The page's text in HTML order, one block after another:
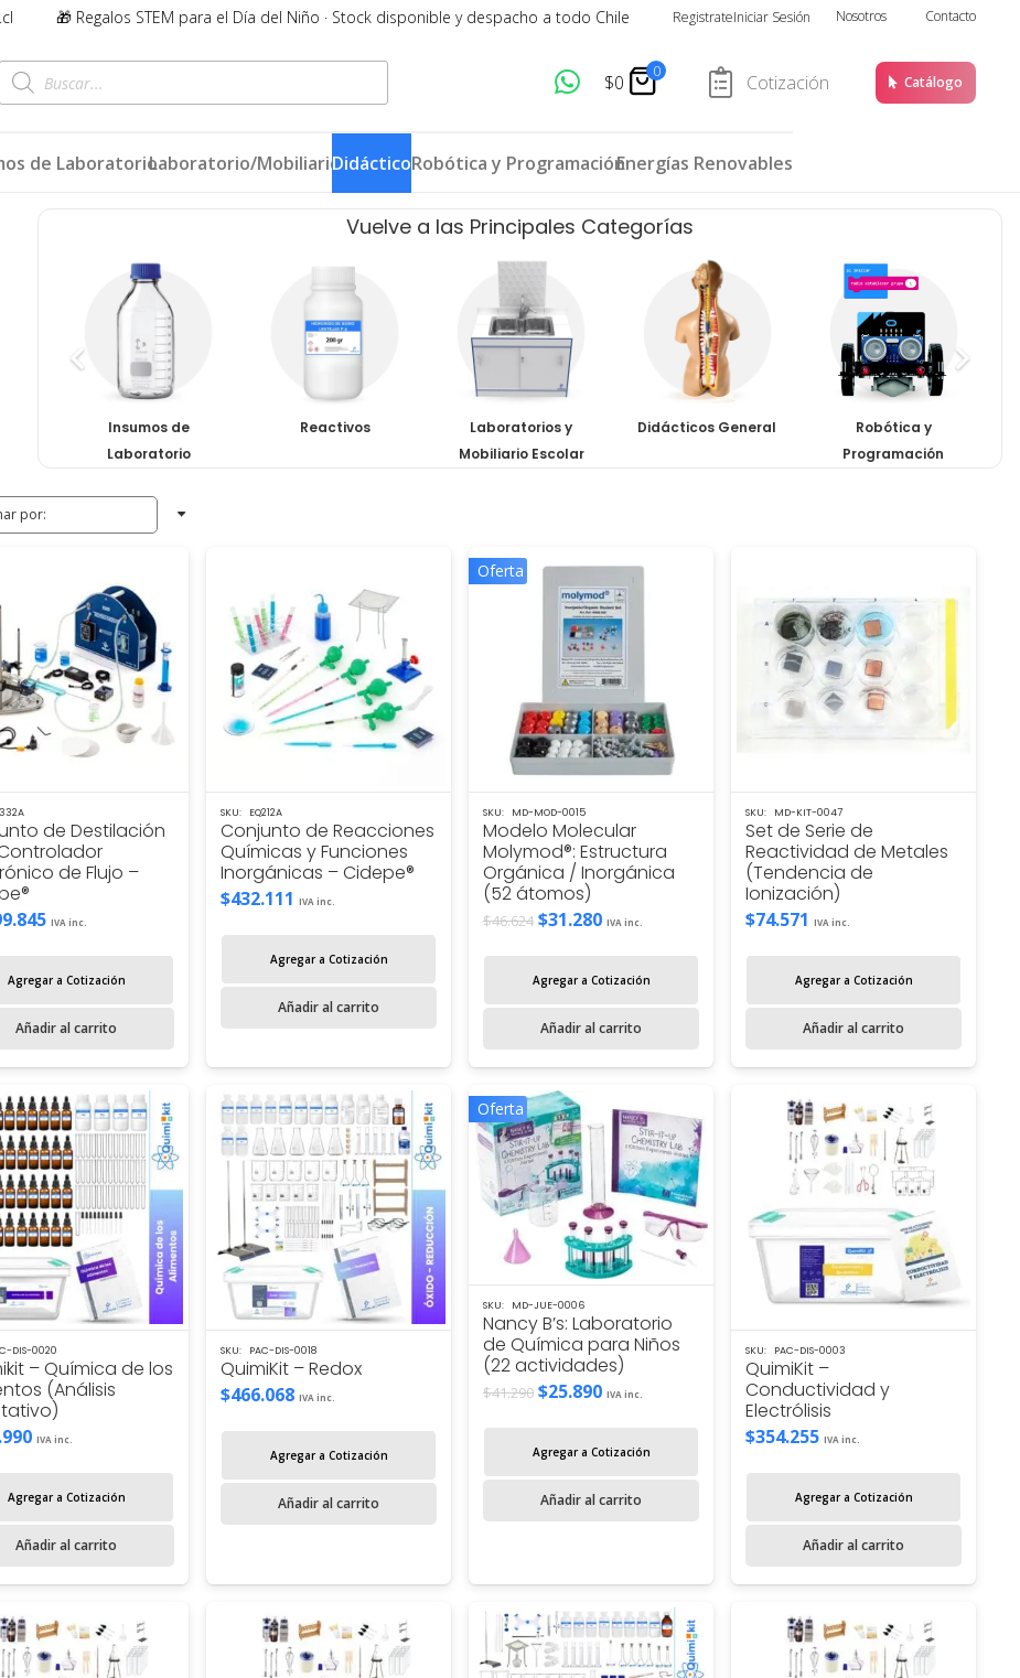
🎁 Regalos STEM para el Día del Niño · Stock disponible y despacho a todo Chile RegistrateIniciar Sesión Nosotros Contacto
Búsqueda
de
productos
$0 0 Cotización Catálogo
de LaboratorioLaboratorio/MobiliarioDidácticosRobótica y ProgramaciónEnergías Renovables
Vuelve a las Principales Categorías
Insumos de
Laboratorio
Reactivos
Laboratorios y
Mobiliario Escolar
Didácticos General
Robótica y
Programación
de Destilación
de Flujo –
IVA inc.
Agregar a Cotización
Añadir al carrito
SKU: EQ212A
Conjunto de Reacciones
Químicas y Funciones
Inorgánicas – Cidepe®
$432.111 IVA inc.
Agregar a Cotización
Añadir al carrito
Oferta
SKU: MD-MOD-0015
Modelo Molecular
Molymod®: Estructura
Orgánica / Inorgánica
(52 átomos)
$46.624 El
original
$46.624.
$31.280El
actual
$31.280.
IVA inc.
Agregar a Cotización
Añadir al carrito
SKU: MD-KIT-0047
Set de Serie de
Reactividad de Metales
(Tendencia de
Ionización)
$74.571 IVA inc.
Agregar a Cotización
Añadir al carrito
DIS-0020
– Química de los
(Análisis
IVA inc.
Agregar a Cotización
Añadir al carrito
SKU: PAC-DIS-0018
QuimiKit – Redox
$466.068 IVA inc.
Agregar a Cotización
Añadir al carrito
Oferta
SKU: MD-JUE-0006
Nancy B’s: Laboratorio
de Química para Niños
(22 actividades)
$41.290 El
original
$41.290.
$25.890El
actual
$25.890.
IVA inc.
Agregar a Cotización
Añadir al carrito
SKU: PAC-DIS-0003
QuimiKit –
Conductividad y
Electrólisis
$354.255 IVA inc.
Agregar a Cotización
Añadir al carrito